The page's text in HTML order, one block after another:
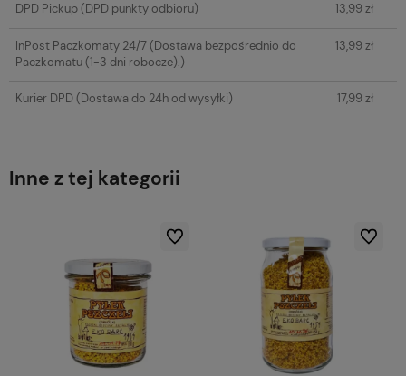
DPD Pickup(DPD punkty odbioru) 13,99 zł
InPost Paczkomaty 24/7(Dostawa bezpośrednio do
Paczkomatu (1-3 dni robocze).)
13,99 zł
Kurier DPD(Dostawa do 24h od wysyłki) 17,99 zł
Inne z tej kategorii
Do ulubionych Do